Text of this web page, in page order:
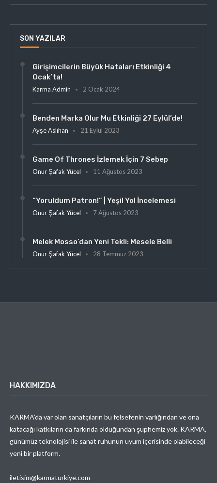
SON YAZILAR
Girişimcilerin Büyük Hataları Etkinliği 4
Ocak’ta!
Karma Admin 2 Ocak 2024
Benden Marka Olur Mu Etkinliği 27 Eylül’de!
Ayşe Aslıhan 21 Eylül 2023
Game Of Thrones İzlemek İçin 7 Sebep
Onur Şafak Yücel 11 Ağustos 2023
“Yoruldum Patron!” | Yeşil Yol İncelemesi
Onur Şafak Yücel 7 Ağustos 2023
Melek Mosso’dan Yeni Tekli: Mesele Belli
Onur Şafak Yücel 28 Temmuz 2023
HAKKIMIZDA
KARMA’da var olan sanatçıların bu felsefenin varlığından ve ona
katacağı katkıların da farkında olduğundan şüphemiz yok. KARMA,
günümüz teknolojisi ile sanat ruhunun uyum içerisinde olabileceği
yeni bir platform.
iletisim@karmaturkiye.com